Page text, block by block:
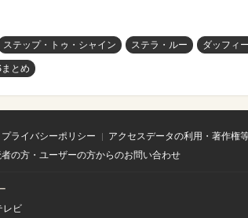
ステップ・トゥ・シャイン ステラ・ルー ダッフィー
とめ
プライバシーポリシー アクセスデータの利用・著作権
の方・ユーザーの方からのお問い合わせ
レビ